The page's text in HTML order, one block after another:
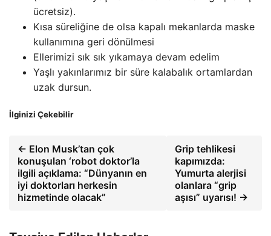
ücretsiz).
Kısa süreliğine de olsa kapalı mekanlarda maske
kullanımına geri dönülmesi
Ellerimizi sık sık yıkamaya devam edelim
Yaşlı yakınlarımız bir süre kalabalık ortamlardan
uzak dursun.
İlginizi Çekebilir
← Elon Musk’tan çok
konuşulan ‘robot doktor’la
ilgili açıklama: “Dünyanın en
iyi doktorları herkesin
hizmetinde olacak”
Grip tehlikesi
kapımızda:
Yumurta alerjisi
olanlara “grip
aşısı” uyarısı! →